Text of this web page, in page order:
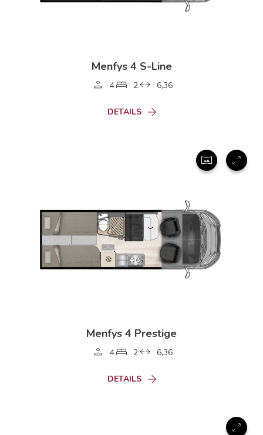
Menfys 4 S-Line
4 2 6,36
DETAILS
Menfys 4 Prestige
4 2 6,36
DETAILS